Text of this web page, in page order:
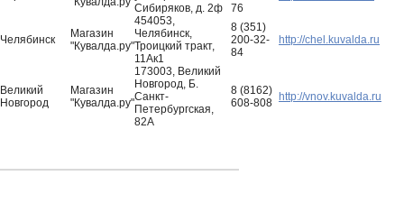
Сибиряков, д. 2ф
76
Челябинск
Магазин
"Кувалда.ру"
454053,
Челябинск,
Троицкий тракт,
11Ак1
8 (351)
200-32-
84
http://chel.kuvalda.ru
Великий
Новгород
Магазин
"Кувалда.ру"
173003, Великий
Новгород, Б.
Санкт-
Петербургская,
82А
8 (8162)
608-808
http://vnov.kuvalda.ru